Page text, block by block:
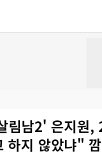
림남2' 은지원,
하지 않았냐"